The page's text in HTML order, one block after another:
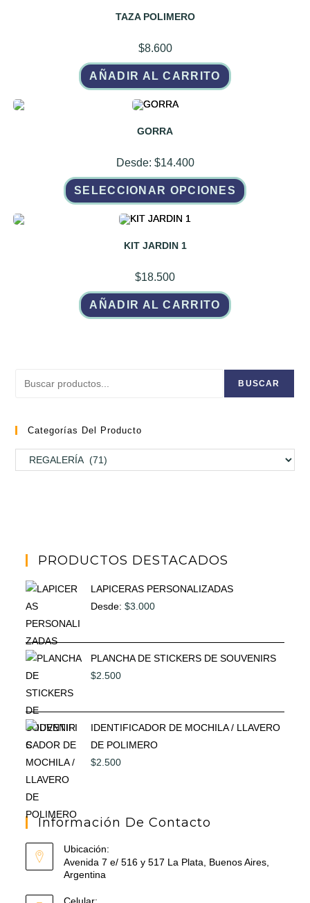
TAZA POLIMERO
$8.600
AÑADIR AL CARRITO
GORRA
Desde: $14.400
SELECCIONAR OPCIONES
KIT JARDIN 1
$18.500
AÑADIR AL CARRITO
BUSCAR
Categorías Del Producto
PRODUCTOS DESTACADOS
LAPICERAS PERSONALIZADAS
Desde:$3.000
PLANCHA DE STICKERS DE SOUVENIRS
$2.500
IDENTIFICADOR DE MOCHILA / LLAVERO
DE POLIMERO
$2.500
Información De Contacto
Ubicación:
Avenida 7 e/ 516 y 517 La Plata, Buenos Aires,
Argentina